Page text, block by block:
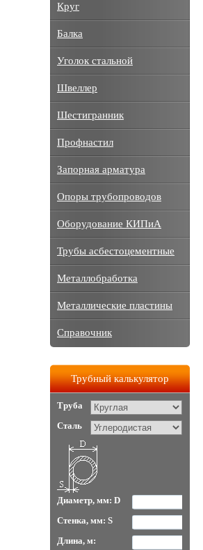
Круг
Балка
Уголок стальной
Швеллер
Шестигранник
Профнастил
Запорная арматура
Опоры трубопроводов
Оборудование КИПиА
Трубы асбестоцементные
Металлобработка
Металлические пластины
Справочник
Трубный калькулятор
Труба
Сталь
Диаметр, мм: D
Стенка, мм: S
Длина, м: